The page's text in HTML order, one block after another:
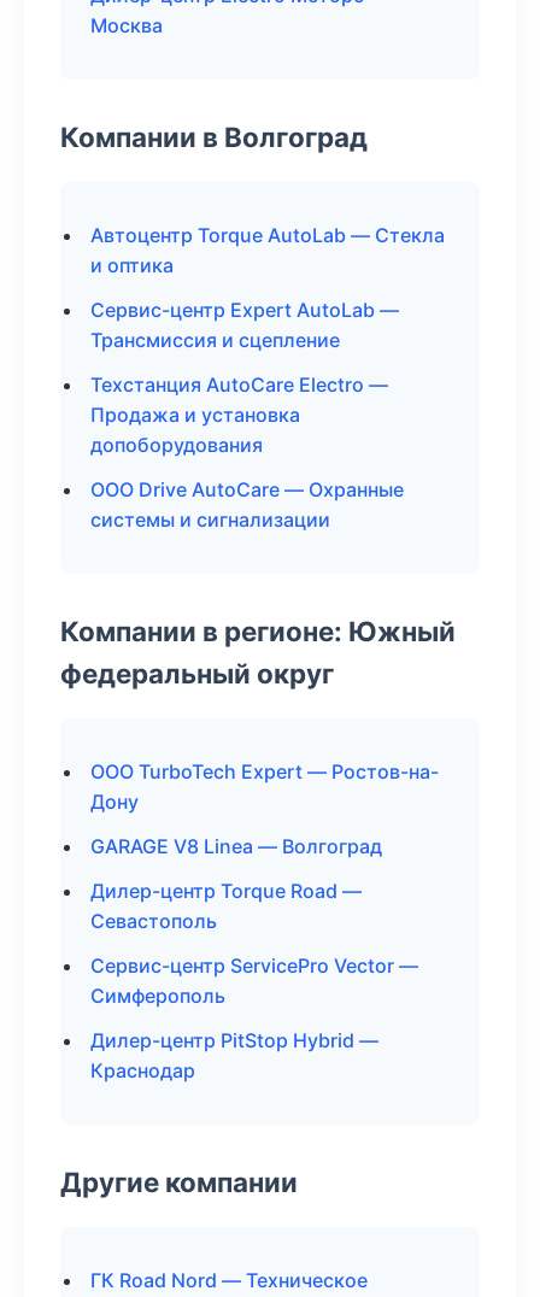
Москва
Компании в Волгоград
Автоцентр Torque AutoLab — Стекла
и оптика
Сервис-центр Expert AutoLab —
Трансмиссия и сцепление
Техстанция AutoCare Electro —
Продажа и установка
допоборудования
ООО Drive AutoCare — Охранные
системы и сигнализации
Компании в регионе: Южный
федеральный округ
ООО TurboTech Expert — Ростов-на-
Дону
GARAGE V8 Linea — Волгоград
Дилер-центр Torque Road —
Севастополь
Сервис-центр ServicePro Vector —
Симферополь
Дилер-центр PitStop Hybrid —
Краснодар
Другие компании
ГК Road Nord — Техническое